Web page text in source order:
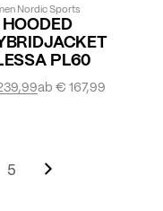
Nordic Sports
PL60
ab€ 167,99
Seite
5